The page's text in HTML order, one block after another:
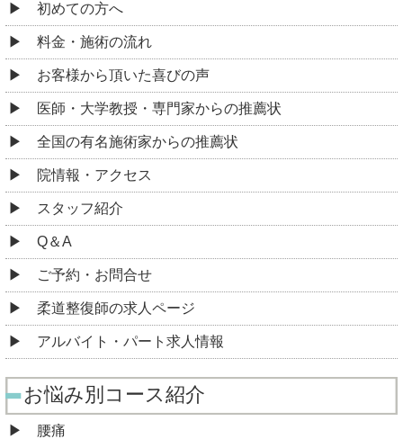
初めての方へ
料金・施術の流れ
お客様から頂いた喜びの声
医師・大学教授・専門家からの推薦状
全国の有名施術家からの推薦状
院情報・アクセス
スタッフ紹介
Q＆A
ご予約・お問合せ
柔道整復師の求人ページ
アルバイト・パート求人情報
お悩み別コース紹介
腰痛